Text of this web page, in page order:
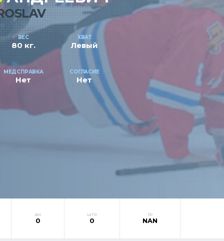
ВЕС
80 кг.
ХВАТ
Левый
МЕДСПРАВКА
Нет
СОГЛАСИЕ
Нет
АМ
0
ШТР
0
ТР
NAN